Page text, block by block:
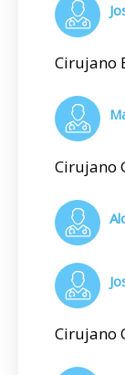
Cirujano
Cirujano
Cirujano